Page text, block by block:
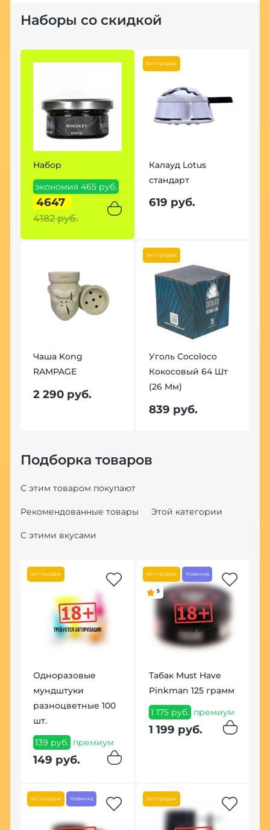
Наборы со скидкой
Набор
экономия 465 руб.
4647
4182 руб.
Хит продаж
Калауд Lotus
стандарт
619 руб.
Чаша Kong
RAMPAGE
2 290 руб.
Хит продаж
Уголь Cocoloco
Кокосовый 64 Шт
(26 Мм)
839 руб.
Подборка товаров
С этим товаром покупают
Рекомендованные товары Этой категории
С этими вкусами
Хит продаж
Одноразовые
мундштуки
разноцветные 100
шт.
139 руб. премиум
149 руб.
Хит продаж Новинка
5
Табак Must Have
Pinkman 125 грамм
1 175 руб. премиум
1 199 руб.
Хит продаж Новинка Хит продаж